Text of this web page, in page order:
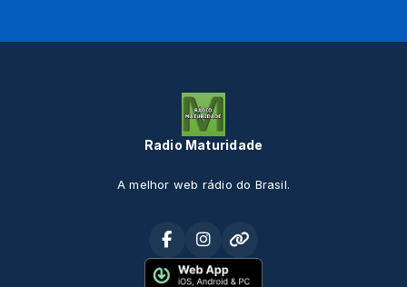
Radio Maturidade
A melhor web rádio do Brasil.